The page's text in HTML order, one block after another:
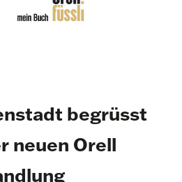
begrüsst
neuen Orell